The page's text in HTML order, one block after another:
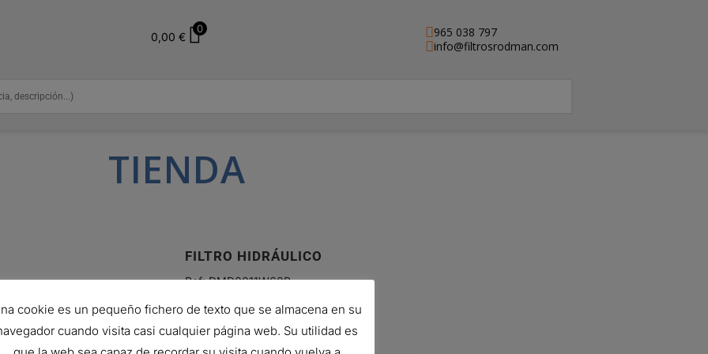
965 038 797
info@filtrosrodman.com
0,00 €
0
TIENDA
FILTRO HIDRÁULICO
Ref: DMD0011W60B
112,00€
Hay existencias (puede reservarse)
cookie es un pequeño fichero de texto que se almacena en su
cuando visita casi cualquier página web. Su utilidad es